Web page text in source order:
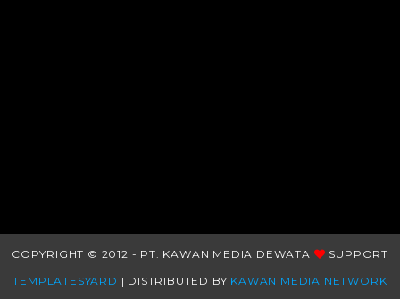
COPYRIGHT © 2012 - PT. KAWAN MEDIA DEWATA
SUPPORT
TEMPLATESYARD | DISTRIBUTED BY KAWAN MEDIA NETWORK